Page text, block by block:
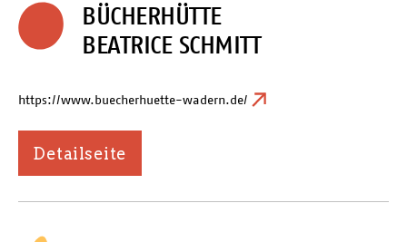
BÜCHERHÜTTE
BEATRICE SCHMITT
https://www.buecherhuette-wadern.de/
Detailseite